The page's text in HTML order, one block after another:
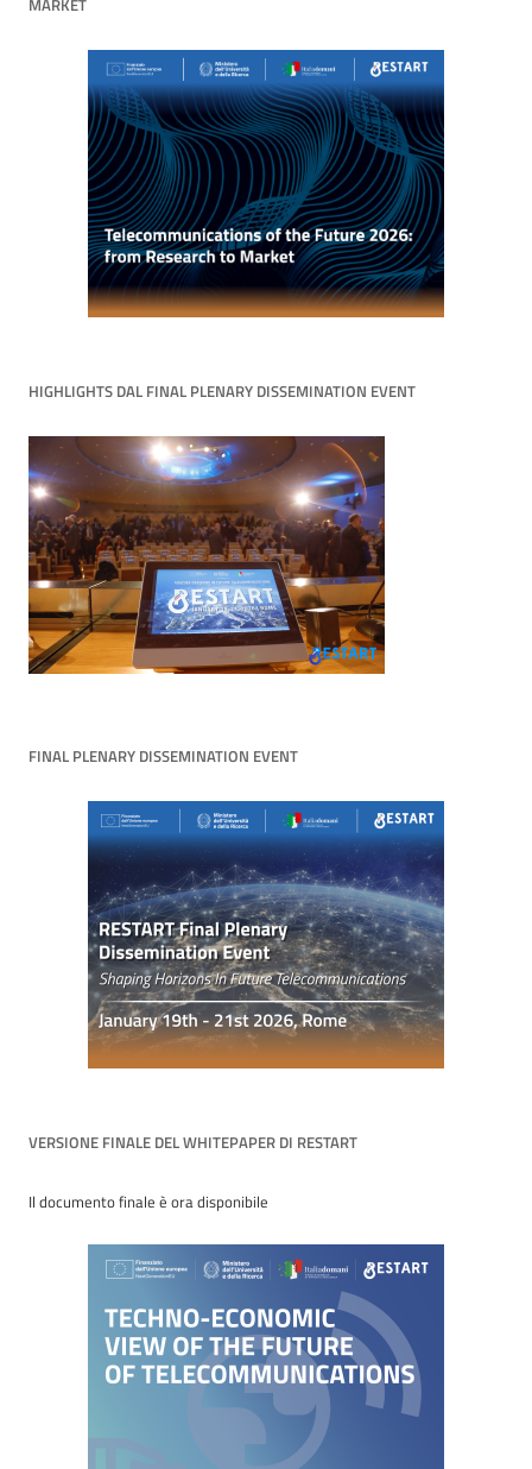
HIGHLIGHTS DAL FINAL PLENARY DISSEMINATION EVENT
FINAL PLENARY DISSEMINATION EVENT
VERSIONE FINALE DEL WHITEPAPER DI RESTART
Il documento finale è ora disponibile